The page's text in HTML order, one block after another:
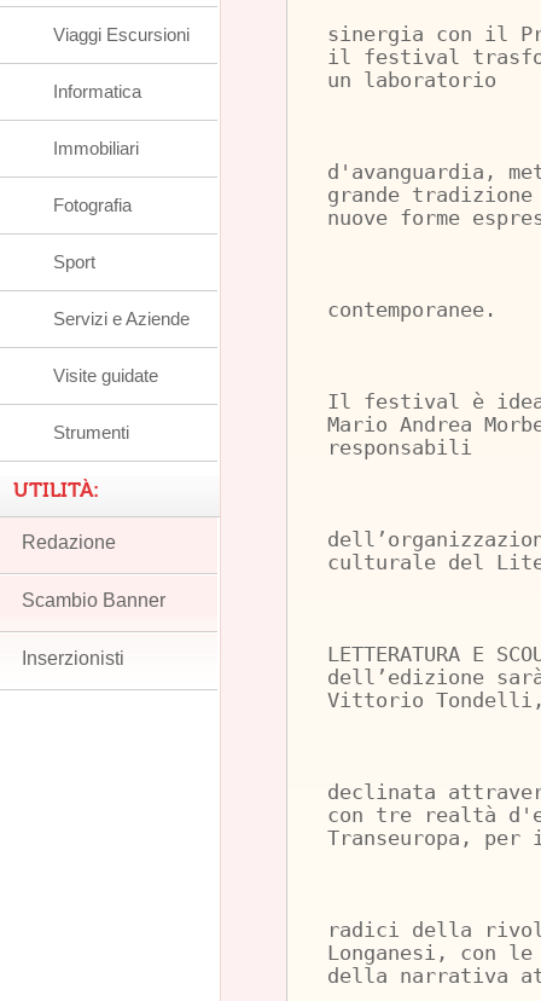
sinergia con il
il festival
un laboratorio
d'avanguardia,
grande
nuove forme
contemporanee.
Il festival è
Mario Andrea
responsabili
culturale del
LETTERATURA E
dell’edizione
Vittorio
declinata
con tre realtà
Transeuropa, per
radici della
Longanesi, con
della narrativa
Viaggi Escursioni
Informatica
Immobiliari
Fotografia
Sport
Servizi e Aziende
Visite guidate
Strumenti
UTILITÀ:
Redazione
Scambio Banner
Inserzionisti